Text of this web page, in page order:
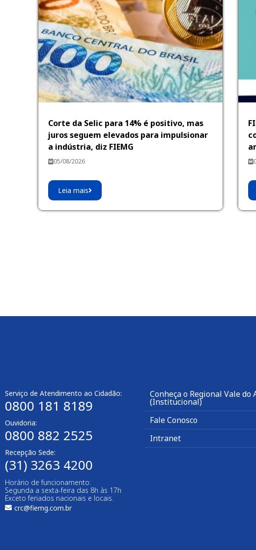
Corte da Selic para 14% é positivo, mas
juros seguem elevados para impulsionar
a indústria, diz FIEMG
05/08/2026
Leia mais
Serviço de Atendimento ao Cidadão:
0800 181 8189
Ouvidoria:
0800 882 2525
Recepção Sede:
(31) 3263 4200
Horário de funcionamento:
Segunda a sexta-feira das 8h às 17h
Exceto feriados nacionais e locais.
crc@fiemg.com.br
Conheça o Regional Vale do
(Institucional)
Fale Conosco
Intranet